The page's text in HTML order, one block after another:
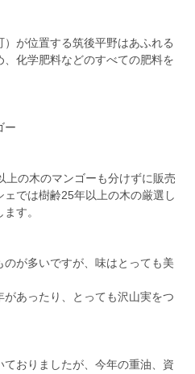
が位置する筑後平野はあふれる
化学肥料などのすべての肥料を
ー
上の木のマンゴーも分けずに販売
では樹齢25年以上の木の厳選し
す。
が多いですが、味はとっても美
があったり、とっても沢山実をつ
おりましたが、今年の重油、資